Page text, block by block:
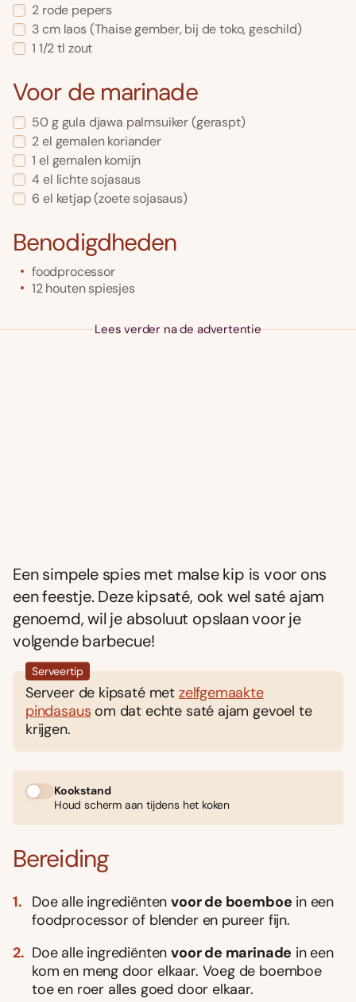
2 rode pepers
3cm laos(Thaise gember, bij de toko, geschild)
1 1/2 tl zout
Voor de marinade
50 g gula djawa palmsuiker(geraspt)
2el gemalen koriander
1 el gemalen komijn
4el lichte sojasaus
6 el ketjap(zoete sojasaus)
Benodigdheden
foodprocessor
12 houten spiesjes
Lees verder na de advertentie
Een simpele spies met malse kip is voor ons
een feestje. Deze kipsaté, ook wel saté ajam
genoemd, wil je absoluut opslaan voor je
volgende barbecue!
Serveertip
Serveer de kipsaté met zelfgemaakte
pindasaus om dat echte saté ajam gevoel te
krijgen.
Kookstand
Houd scherm aan tijdens het koken
Bereiding
Doe alle ingrediëntenvoor de boemboe in een
foodprocessor of blender en pureer fijn.
Doe alle ingrediëntenvoor de marinade in een
kom en meng door elkaar. Voeg de boemboe
toe en roer alles goed door elkaar.